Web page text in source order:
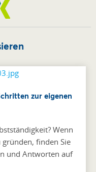
zur eigenen
Wenn
finden Sie
und Antworten auf